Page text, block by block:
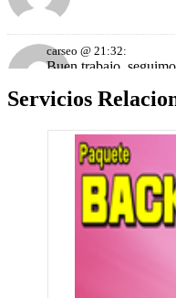
carseo @ 21:32:
Buen trabajo,
carseo @ 21:32:
Buen trabajo
inkasunka @ 17:58:
Muchas gracias!
contento con sus
Servicios